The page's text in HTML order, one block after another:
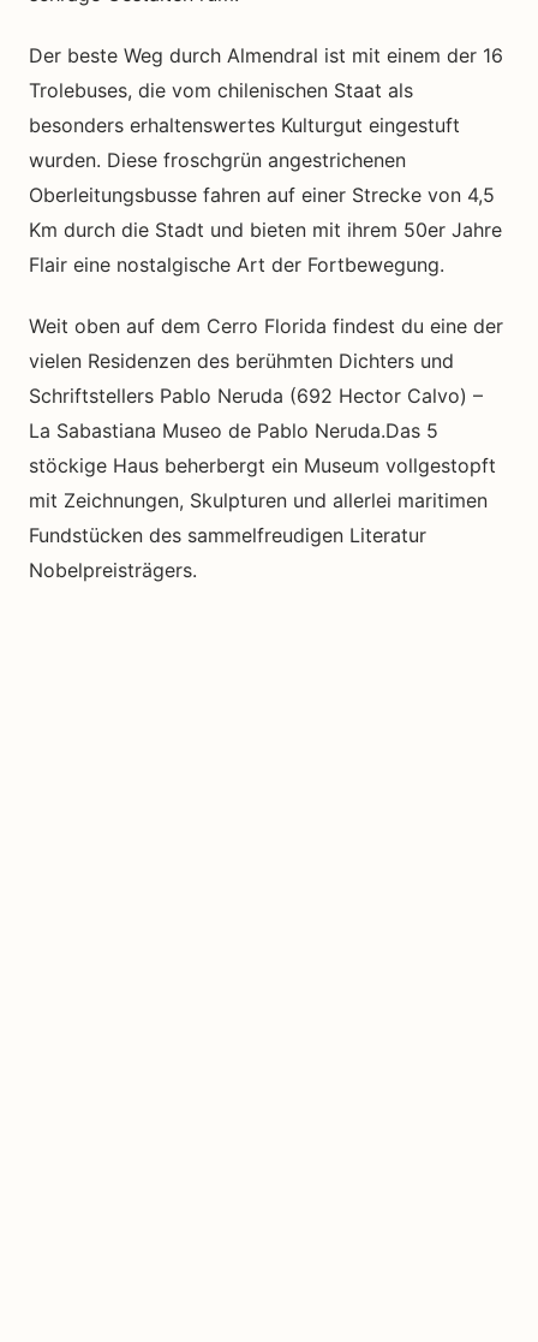
Der beste Weg durch Almendral ist mit einem der 16
Trolebuses, die vom chilenischen Staat als
besonders erhaltenswertes Kulturgut eingestuft
wurden. Diese froschgrün angestrichenen
Oberleitungsbusse fahren auf einer Strecke von 4,5
Km durch die Stadt und bieten mit ihrem 50er Jahre
Flair eine nostalgische Art der Fortbewegung.
Weit oben auf dem Cerro Florida findest du eine der
vielen Residenzen des berühmten Dichters und
Schriftstellers Pablo Neruda (692 Hector Calvo) –
La Sabastiana Museo de Pablo Neruda.Das 5
stöckige Haus beherbergt ein Museum vollgestopft
mit Zeichnungen, Skulpturen und allerlei maritimen
Fundstücken des sammelfreudigen Literatur
Nobelpreisträgers.